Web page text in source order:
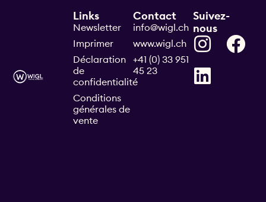
Contact
info@wigl.ch
www.wigl.ch
+41 (0) 33 951
45 23
Links
Newsletter
Imprimer
Déclaration
de
confidentialité
Conditions
générales de
vente
Suivez-
nous